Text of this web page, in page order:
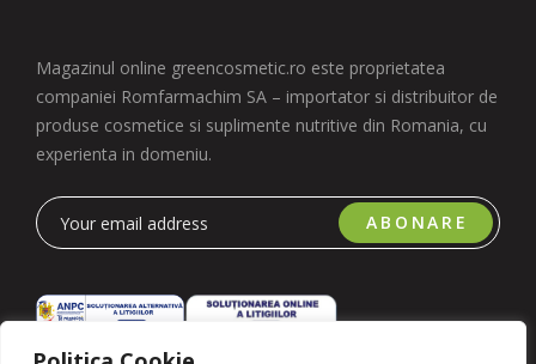
Magazinul online greencosmetic.ro este proprietatea
companiei Romfarmachim SA – importator si distribuitor de
produse cosmetice si suplimente nutritive din Romania, cu
experienta in domeniu.
ABONARE